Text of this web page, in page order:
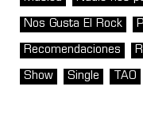
Nos Gusta El Rock
Recomendaciones
Show Single TAO